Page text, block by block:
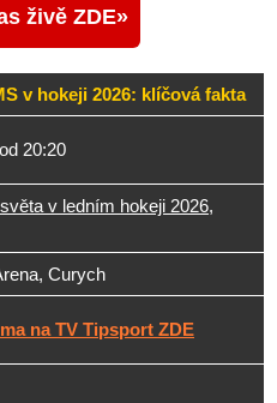
živě ZDE
v hokeji 2026: klíčová fakta
20:20
v ledním hokeji 2026,
Curych
na TV Tipsport ZDE